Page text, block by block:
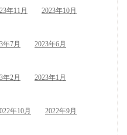
年11月 2023年10月
年7月 2023年6月
年2月 2023年1月
年10月 2022年9月